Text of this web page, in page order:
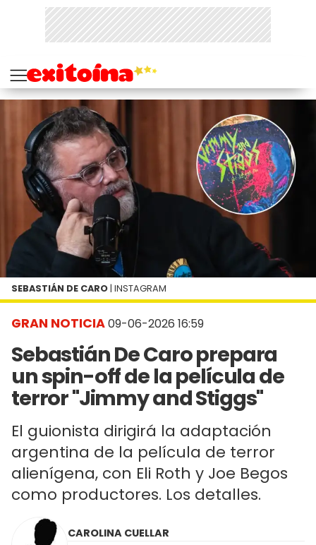
GRAN NOTICIA09-06-2026 16:59
Sebastián De Caro prepara
un spin-off de la película de
terror "Jimmy and Stiggs"
El guionista dirigirá la adaptación
argentina de la película de terror
alienígena, con Eli Roth y Joe Begos
como productores. Los detalles.
SEBASTIÁN DE CARO | INSTAGRAM
CAROLINA CUELLAR